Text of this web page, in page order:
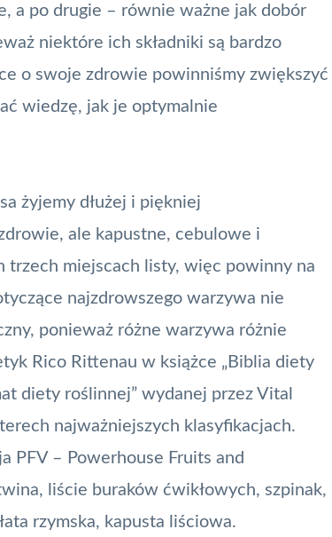
a po drugie – równie ważne jak dobór
niektóre ich składniki są bardzo
o swoje zdrowie powinniśmy zwiększyć
wiedzę, jak je optymalnie
żyjemy dłużej i piękniej
ale kapustne, cebulowe i
trzech miejscach listy, więc powinny na
najzdrowszego warzywa nie
ponieważ różne warzywa różnie
Rico Rittenau w książce „Biblia diety
diety roślinnej” wydanej przez Vital
najważniejszych klasyfikacjach.
PFV – Powerhouse Fruits and
liście buraków ćwikłowych, szpinak,
rzymska, kapusta liściowa.